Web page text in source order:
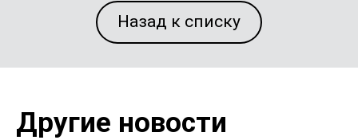
Назад к списку
Другие новости